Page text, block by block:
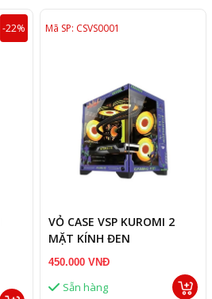
-22% Mã SP: CSVS0001
VỎ CASE VSP KUROMI 2
MẶT KÍNH ĐEN
450.000 VNĐ
Sẵn hàng